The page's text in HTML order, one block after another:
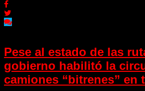
Pese al estado de las
gobierno habilitó la
camiones “bitrenes” en